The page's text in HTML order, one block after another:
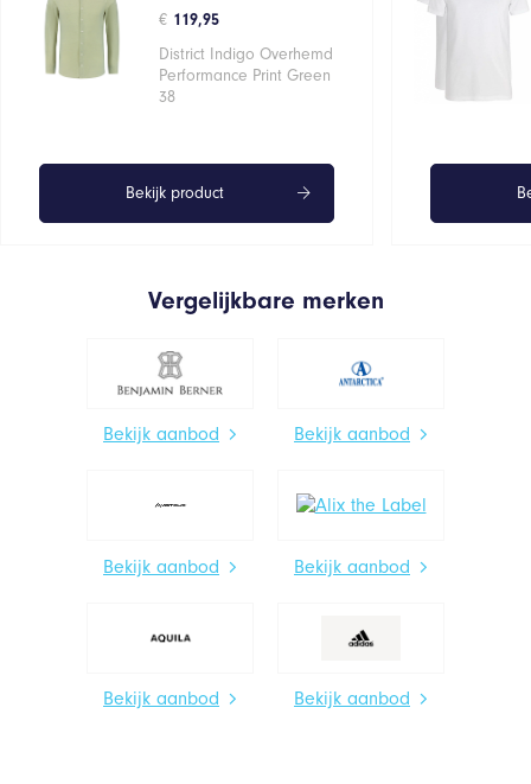
€ 119,95
District Indigo Overhemd
Performance Print Green
38
Bekijk product
Vergelijkbare merken
Bekijk aanbod Bekijk aanbod
Bekijk aanbod Bekijk aanbod
Bekijk aanbod Bekijk aanbod